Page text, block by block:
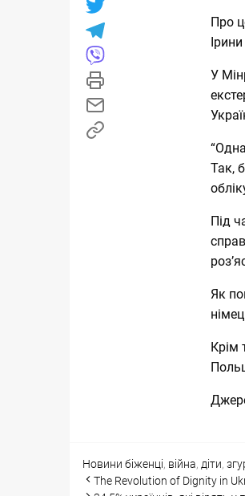
Про
У
Так,
Під
Як
Крім
Categories
Новини Tags
біженці, війна, діти,
Post
The Revolution of Dignity in